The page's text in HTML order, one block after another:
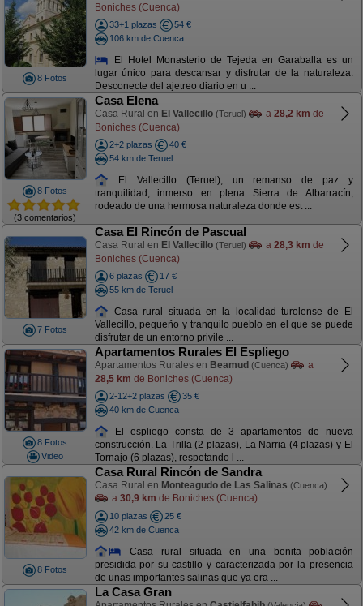
8 Fotos
Boniches (Cuenca)
33+1 plazas
54 €
106 km de Cuenca
El Hotel Monasterio de Tejeda en Garaballa es un
lugar único para descansar y disfrutar de la naturaleza.
Desconecte del ajetreo diario en u ...
8 Fotos
(3 comentarios)
Casa Elena
Casa Rural en El Vallecillo (Teruel) a 28,2 km de
Boniches (Cuenca)
2+2 plazas
40 €
54 km de Teruel
El Vallecillo (Teruel), un remanso de paz y
tranquilidad, inmerso en plena Sierra de Albarracín,
rodeado de una hermosa naturaleza donde est ...
7 Fotos
Casa El Rincón de Pascual
Casa Rural en El Vallecillo (Teruel) a 28,3 km de
Boniches (Cuenca)
6 plazas
17 €
55 km de Teruel
Casa rural situada en la localidad turolense de El
Vallecillo, pequeño y tranquilo pueblo en el que se puede
disfrutar de un entorno privile ...
8 Fotos
Video
Apartamentos Rurales El Espliego
Apartamentos Rurales en Beamud (Cuenca)
a
28,5 km de Boniches (Cuenca)
2-12+2 plazas
35 €
40 km de Cuenca
El espliego consta de 3 apartamentos de nueva
construcción. La Trilla (2 plazas), La Narria (4 plazas) y El
Tornajo (6 plazas), respetando l ...
8 Fotos
Casa Rural Rincón de Sandra
Casa Rural en Monteagudo de Las Salinas (Cuenca)
a 30,9 km de Boniches (Cuenca)
10 plazas
25 €
42 km de Cuenca
Casa rural situada en una bonita población
presidida por su castillo y caracterizada por la presencia
de unas importantes salinas que ya era ...
La Casa Gran